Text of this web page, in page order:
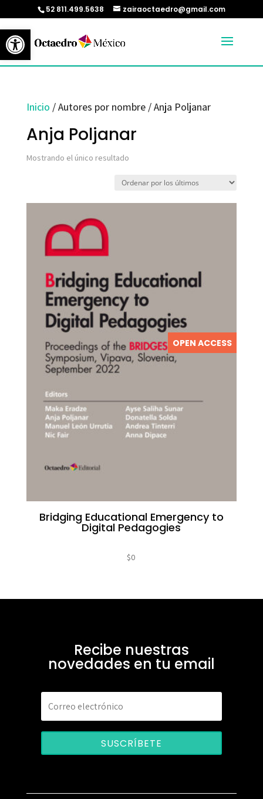
Abrir barra de herramientas
52 811.499.5638 zairaoctaedro@gmail.com
Inicio / Autores por nombre / Anja Poljanar
Anja Poljanar
Mostrando el único resultado
OPEN ACCESS
Bridging Educational Emergency to
Digital Pedagogies
$0
Recibe nuestras
novedades en tu email
SUSCRÍBETE